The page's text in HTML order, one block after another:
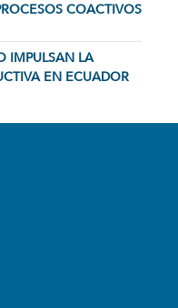
COACTIVOS
IMPULSAN LA
EN ECUADOR